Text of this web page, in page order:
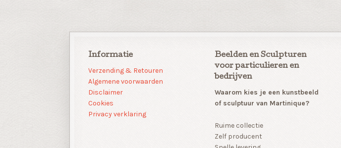
Informatie
Verzending & Retouren
Algemene voorwaarden
Disclaimer
Cookies
Privacy verklaring
Beelden en Sculpturen
voor particulieren en
bedrijven
Waarom kies je een kunstbeeld
of sculptuur van Martinique?
Ruime collectie
Zelf producent